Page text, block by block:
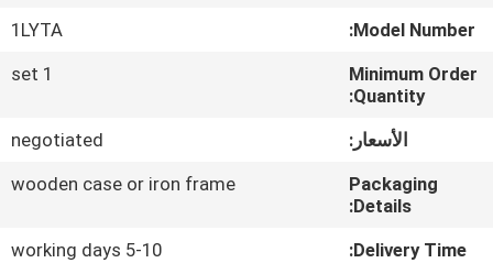
جولة
في
المعمل
الجودة
Model Number:
1LYTA
Minimum Order
Quantity:
1 set
الأسعار:
negotiated
Packaging
Details:
wooden case or iron frame
Delivery Time:
5-10 working days